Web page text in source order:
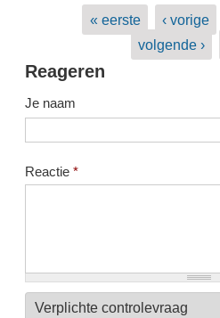
« eerste ‹ vorige
volgende ›
Reageren
Je naam
Reactie *
Verplichte controlevraag